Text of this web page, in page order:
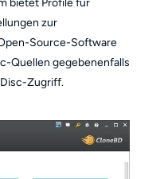
bietet Profile für
zur
Source-Software
Quellen gegebenenfalls
Zugriff.